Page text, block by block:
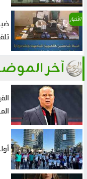
الأخبار
آخر